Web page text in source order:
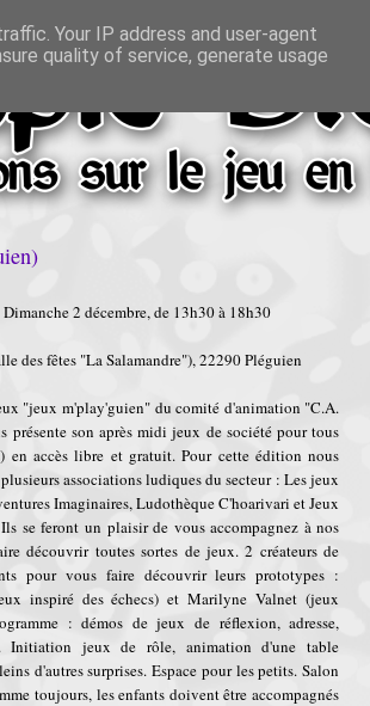
Dimanche 2 décembre, de 13h30 à 18h30
des fêtes "La Salamandre"), 22290 Pléguien
"jeux m'play'guien" du comité d'animation "C.A.
présente son après midi jeux de société pour tous
en accès libre et gratuit. Pour cette édition nous
associations ludiques du secteur : Les jeux
Imaginaires, Ludothèque C'hoarivari et Jeux
se feront un plaisir de vous accompagnez à nos
découvrir toutes sortes de jeux. 2 créateurs de
pour vous faire découvrir leurs prototypes :
inspiré des échecs) et Marilyne Valnet (jeux
: démos de jeux de réflexion, adresse,
Initiation jeux de rôle, animation d'une table
d'autres surprises. Espace pour les petits. Salon
toujours, les enfants doivent être accompagnés
Your IP address and user-agent
quality of service, generate usage